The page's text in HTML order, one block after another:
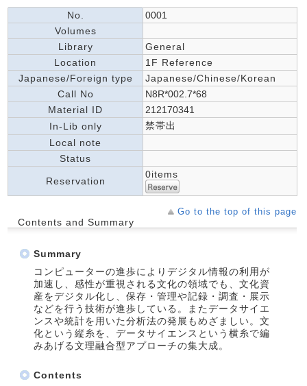
No.
0001
Volumes
Library
General
Location
1F Reference
Japanese/Foreign type
Japanese/Chinese/Korean
Call No
N8R*002.7*68
Material ID
212170341
In-Lib only
禁帯出
Local note
Status
Reservation
0items
Go to the top of this page
Contents and Summary
Summary
コンピューターの進歩によりデジタル情報の利用が
加速し、感性が重視される文化の領域でも、文化資
産をデジタル化し、保存・管理や記録・調査・展示
などを行う技術が進歩している。またデータサイエ
ンスや統計を用いた分析法の発展もめざましい。文
化という縦糸を、データサイエンスという横糸で編
みあげる文理融合型アプローチの集大成。
Contents